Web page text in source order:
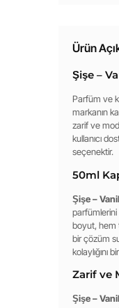
Ürün
Şişe –
Parfüm ve
markanın
zarif ve
kullanıcı
seçenektir.
50ml
Şişe –
parfümlerini
boyut, hem
bir çözüm
kolaylığını
Zarif ve
Şişe –